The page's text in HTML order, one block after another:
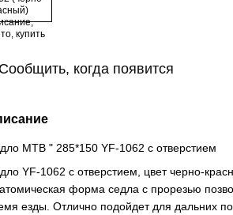
Сообщить, когда появится
MTB " 285*150 YF-1062 с отверстием
YF-1062 с отверстием, цвет черно-
форма седла с прорезью
езды. Отлично подойдет для дальних